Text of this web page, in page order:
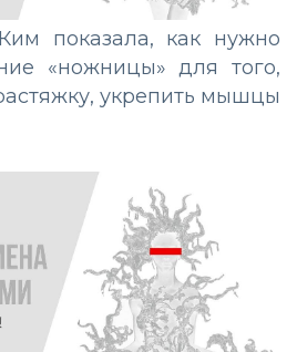
показала, как нужно
«ножницы» для того,
укрепить мышцы